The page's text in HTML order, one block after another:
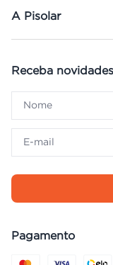
A Pisolar
Receba
Pagamento